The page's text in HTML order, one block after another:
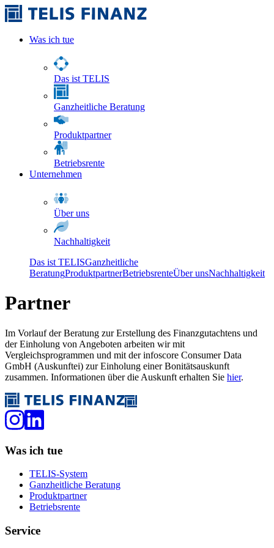
Was ich tue
Das ist TELIS
Ganzheitliche Beratung
Produktpartner
Betriebsrente
Unternehmen
Über uns
Nachhaltigkeit
Das ist TELISGanzheitliche
BeratungProduktpartnerBetriebsrenteÜber unsNachhaltigkeit
Partner
Im Vorlauf der Beratung zur Erstellung des Finanzgutachtens und
der Einholung von Angeboten arbeiten wir mit
Vergleichsprogrammen und mit der infoscore Consumer Data
GmbH (Auskunftei) zur Einholung einer Bonitätsauskunft
zusammen. Informationen über die Auskunft erhalten Sie hier.
Was ich tue
TELIS-System
Ganzheitliche Beratung
Produktpartner
Betriebsrente
Service